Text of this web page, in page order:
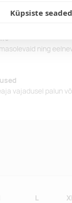
Küpsiste seaded
puhul
ning
vajadusel palun
L